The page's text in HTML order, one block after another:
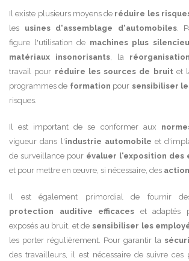
Il existe plusieurs moyens de réduire les
les usines d'assemblage d'automobiles.
figure l'utilisation de machines plus
matériaux insonorisants , la
travail pour réduire les sources de bruitet
programmes de formation pour sensibiliser
risques.
Il est important de se conformer aux
vigueur dans l'industrie automobile et
de surveillance pour évaluer l'exposition des
et pour mettre en œuvre, si nécessaire, des
Il est également primordial de fournir
protection auditive efficaces et adaptés
exposés au bruit, et de sensibiliser les
les porter régulièrement. Pour garantir la
des travailleurs, il est nécessaire de suivre ces